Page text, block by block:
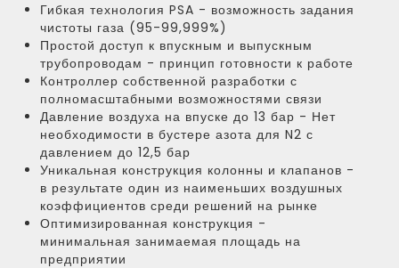
Гибкая технология PSA - возможность задания
чистоты газа (95-99,999%)
Простой доступ к впускным и выпускным
трубопроводам - принцип готовности к работе
Контроллер собственной разработки с
полномасштабными возможностями связи
Давление воздуха на впуске до 13 бар - Нет
необходимости в бустере азота для N2 с
давлением до 12,5 бар
Уникальная конструкция колонны и клапанов -
в результате один из наименьших воздушных
коэффициентов среди решений на рынке
Оптимизированная конструкция -
минимальная занимаемая площадь на
предприятии